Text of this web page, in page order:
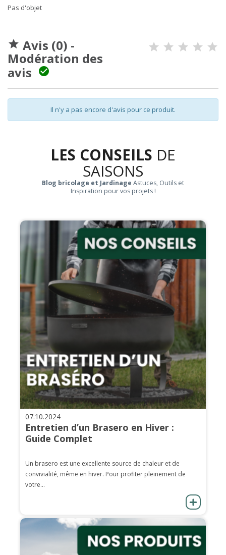
Pas d'objet
 Avis (0) -
Modération des
avis

Il n'y a pas encore d'avis pour ce produit.
LES CONSEILS DE
SAISONS
Blog bricolage et Jardinage Astuces, Outils et
Inspiration pour vos projets !
07.10.2024
Entretien d’un Brasero en Hiver :
Guide Complet
Un brasero est une excellente source de chaleur et de
convivialité, même en hiver. Pour profiter pleinement de
votre...